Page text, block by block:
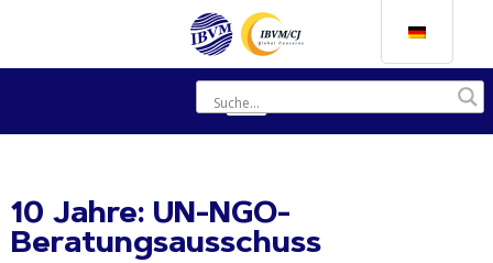
10 Jahre: UN-NGO-
Beratungsausschuss